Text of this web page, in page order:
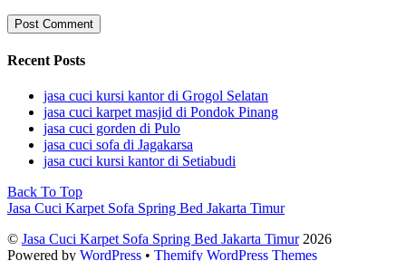
Recent Posts
jasa cuci kursi kantor di Grogol Selatan
jasa cuci karpet masjid di Pondok Pinang
jasa cuci gorden di Pulo
jasa cuci sofa di Jagakarsa
jasa cuci kursi kantor di Setiabudi
Back To Top
Jasa Cuci Karpet Sofa Spring Bed Jakarta Timur
© Jasa Cuci Karpet Sofa Spring Bed Jakarta Timur2026
Powered by WordPress • Themify WordPress Themes